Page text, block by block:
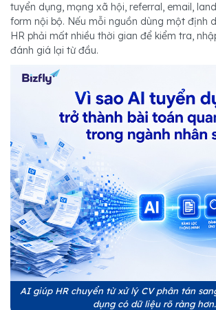
tuyển dụng, mạng xã hội, referral, email,
form nội bộ. Nếu mỗi nguồn dùng một định
HR phải mất nhiều thời gian để kiểm tra,
đánh giá lại từ đầu.
AI giúp HR chuyển từ xử lý CV phân tán
dụng có dữ liệu rõ ràng hơn.